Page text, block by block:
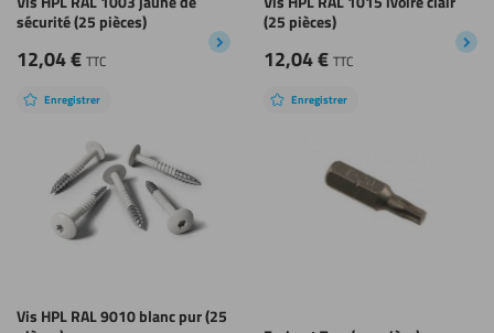
sécurité (25 pièces)
12,04€ TTC
(25 pièces)
12,04€ TTC
Enregistrer
Vis HPL RAL 9010 blanc pur (25
Enregistrer